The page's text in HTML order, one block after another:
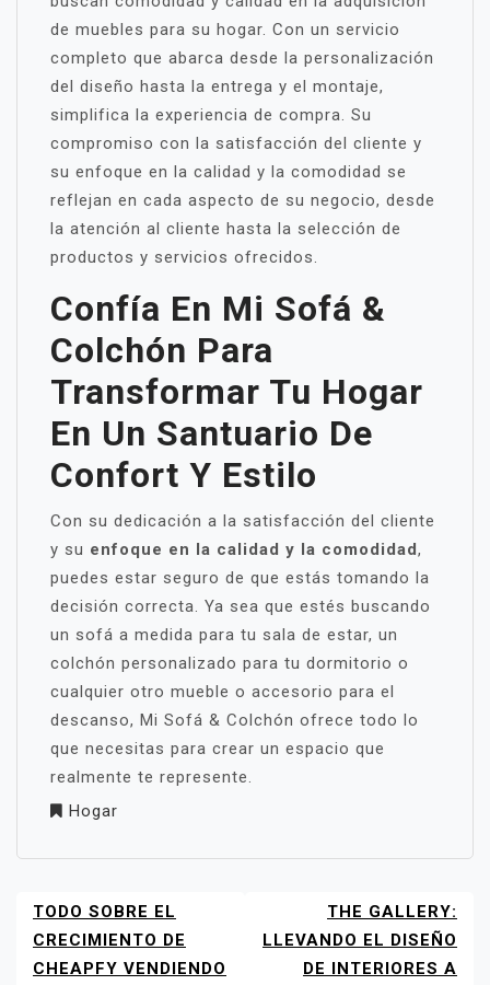
de muebles para su hogar. Con un servicio
completo que abarca desde la personalización
del diseño hasta la entrega y el montaje,
simplifica la experiencia de compra. Su
compromiso con la satisfacción del cliente y
su enfoque en la calidad y la comodidad se
reflejan en cada aspecto de su negocio, desde
la atención al cliente hasta la selección de
productos y servicios ofrecidos.
Confía En Mi Sofá &
Colchón Para
Transformar Tu Hogar
En Un Santuario De
Confort Y Estilo
Con su dedicación a la satisfacción del cliente
y su enfoque en la calidad y la comodidad,
puedes estar seguro de que estás tomando la
decisión correcta. Ya sea que estés buscando
un sofá a medida para tu sala de estar, un
colchón personalizado para tu dormitorio o
cualquier otro mueble o accesorio para el
descanso, Mi Sofá & Colchón ofrece todo lo
que necesitas para crear un espacio que
realmente te represente.
Hogar
NAVEGACIÓN
DE
ENTRADAS
TODO SOBRE EL
CRECIMIENTO DE
CHEAPFY VENDIENDO
THE GALLERY:
LLEVANDO EL DISEÑO
DE INTERIORES A